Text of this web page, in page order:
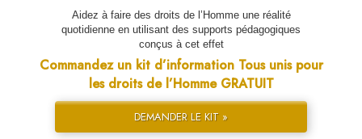
Aidez à faire des droits de l’Homme une réalité
quotidienne en utilisant des supports pédagogiques
conçus à cet effet
Commandez un kit d’information Tous unis pour
les droits de l’Homme GRATUIT
DEMANDER LE KIT »